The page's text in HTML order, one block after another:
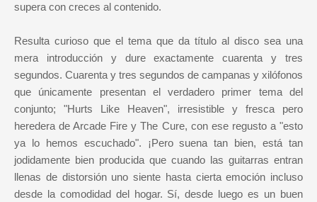
supera con creces al contenido.
Resulta curioso que el tema que da título al disco sea una
mera introducción y dure exactamente cuarenta y tres
segundos. Cuarenta y tres segundos de campanas y xilófonos
que únicamente presentan el verdadero primer tema del
conjunto; "Hurts Like Heaven", irresistible y fresca pero
heredera de Arcade Fire y The Cure, con ese regusto a "esto
ya lo hemos escuchado". ¡Pero suena tan bien, está tan
jodidamente bien producida que cuando las guitarras entran
llenas de distorsión uno siente hasta cierta emoción incluso
desde la comodidad del hogar. Sí, desde luego es un buen